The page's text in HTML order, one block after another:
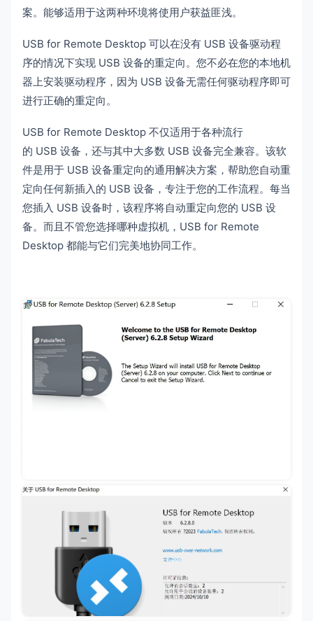
案。能够适用于这两种环境将使用户获益匪浅。
USB for Remote Desktop 可以在没有 USB 设备驱动程
序的情况下实现 USB 设备的重定向。您不必在您的本地机
器上安装驱动程序，因为 USB 设备无需任何驱动程序即可
进行正确的重定向。
USB for Remote Desktop 不仅适用于各种流行
的 USB 设备，还与其中大多数 USB 设备完全兼容。该软
件是用于 USB 设备重定向的通用解决方案，帮助您自动重
定向任何新插入的 USB 设备，专注于您的工作流程。每当
您插入 USB 设备时，该程序将自动重定向您的 USB 设
备。而且不管您选择哪种虚拟机，USB for Remote
Desktop 都能与它们完美地协同工作。